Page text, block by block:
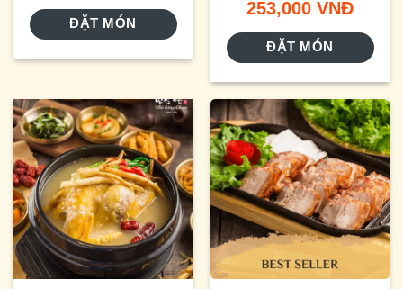
ĐẶT MÓN
253,000 VNĐ
ĐẶT MÓN